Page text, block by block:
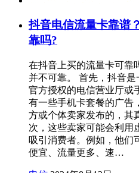
抖音电信流量卡靠谱
靠吗?
在抖音上买的流量卡可靠
并不可靠。 首先，抖音
官方授权的电信营业厅或
有一些手机卡套餐的广告
方或个体卖家发布的，其
次，这些卖家可能会利用
吸引消费者。例如，他们
便宜、流量更多、速…